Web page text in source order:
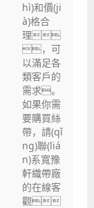
hì)和價(ji
à)格合
理
，可
以滿足各
類客戶的
需求。
如果你需
要購買絲
帶，請(qǐ
ng)聯(liá
n)系寬豫
軒織帶廠
的在線客
觀